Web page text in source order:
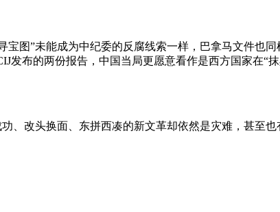
宝图”未能成为中纪委的反腐线索一样，巴拿马文件也
发布的两份报告，中国当局更愿意看作是西方国家在“抹
、改头换面、东拼西凑的新文革却依然是灾难，甚至